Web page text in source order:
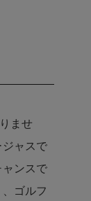
ませ
ャスで
ンスで
ゴルフ